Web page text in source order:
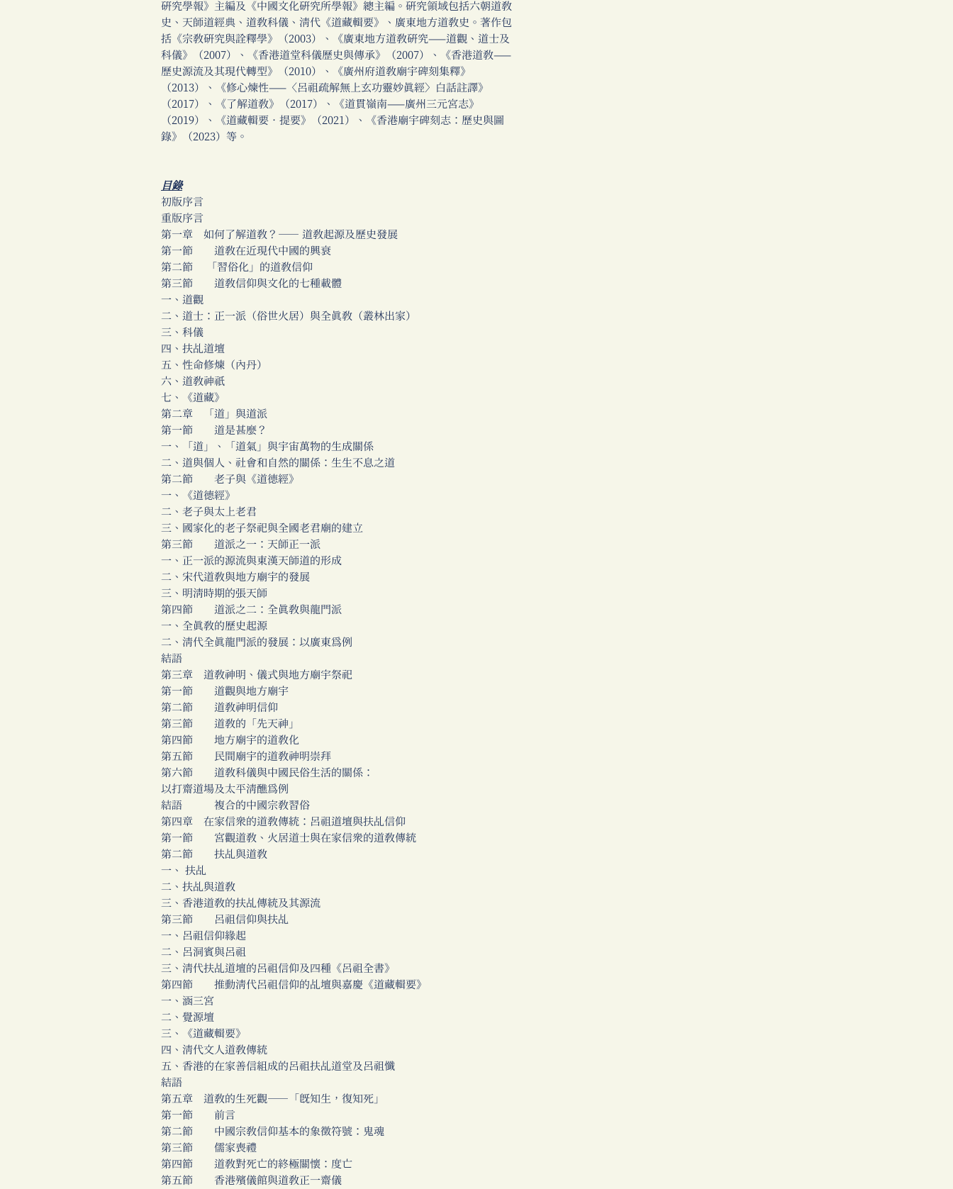
研究學報》主編及《中國文化研究所學報》總主編。研究領域包括六朝道教
史、天師道經典、道教科儀、清代《道藏輯要》、廣東地方道教史。著作包
括《宗教研究與詮釋學》（2003）、《廣東地方道教研究——道觀、道士及
科儀》（2007）、《香港道堂科儀歷史與傳承》（2007）、《香港道教——
歷史源流及其現代轉型》（2010）、《廣州府道教廟宇碑刻集釋》
（2013）、《修心煉性——〈呂祖疏解無上玄功靈妙真經〉白話註譯》
（2017）、《了解道教》（2017）、《道貫嶺南——廣州三元宮志》
（2019）、《道藏輯要．提要》（2021）、《香港廟宇碑刻志：歷史與圖
錄》（2023）等。
目錄
初版序言
重版序言
第一章 如何了解道教？── 道教起源及歷史發展
第一節 道教在近現代中國的興衰
第二節 「習俗化」的道教信仰
第三節 道教信仰與文化的七種載體
一、道觀
二、道士：正一派（俗世火居）與全真教（叢林出家）
三、科儀
四、扶乩道壇
五、性命修煉（內丹）
六、道教神祇
七、《道藏》
第二章 「道」與道派
第一節 道是甚麼？
一、「道」、「道氣」與宇宙萬物的生成關係
二、道與個人、社會和自然的關係：生生不息之道
第二節 老子與《道德經》
一、《道德經》
二、老子與太上老君
三、國家化的老子祭祀與全國老君廟的建立
第三節 道派之一：天師正一派
一、正一派的源流與東漢天師道的形成
二、宋代道教與地方廟宇的發展
三、明清時期的張天師
第四節 道派之二：全真教與龍門派
一、全真教的歷史起源
二、清代全真龍門派的發展：以廣東為例
結語
第三章 道教神明、儀式與地方廟宇祭祀
第一節 道觀與地方廟宇
第二節 道教神明信仰
第三節 道教的「先天神」
第四節 地方廟宇的道教化
第五節 民間廟宇的道教神明崇拜
第六節 道教科儀與中國民俗生活的關係：
以打齋道場及太平清醮為例
結語 複合的中國宗教習俗
第四章 在家信眾的道教傳統：呂祖道壇與扶乩信仰
第一節 宮觀道教、火居道士與在家信眾的道教傳統
第二節 扶乩與道教
一、 扶乩
二、扶乩與道教
三、香港道教的扶乩傳統及其源流
第三節 呂祖信仰與扶乩
一、呂祖信仰緣起
二、呂洞賓與呂祖
三、清代扶乩道壇的呂祖信仰及四種《呂祖全書》
第四節 推動清代呂祖信仰的乩壇與嘉慶《道藏輯要》
一、涵三宮
二、覺源壇
三、《道藏輯要》
四、清代文人道教傳統
五、香港的在家善信組成的呂祖扶乩道堂及呂祖懺
結語
第五章 道教的生死觀──「既知生，復知死」
第一節 前言
第二節 中國宗教信仰基本的象徵符號：鬼魂
第三節 儒家喪禮
第四節 道教對死亡的終極關懷：度亡
第五節 香港殯儀館與道教正一齋儀